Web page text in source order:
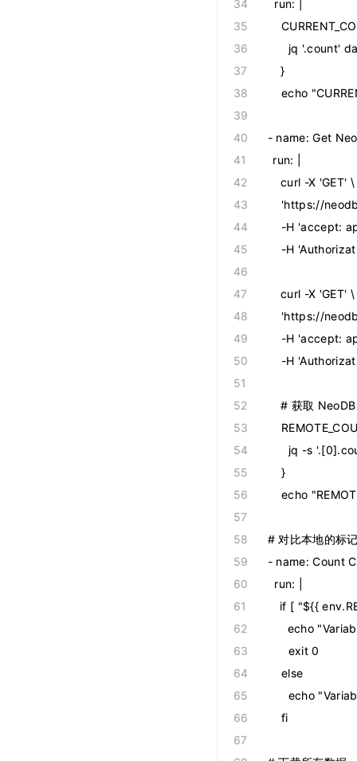
  run
:
jq
    }
echo
- name: Get
  run
:
    curl -X 'GET' \
'https://
-H 'accept:
-H
    curl -X 'GET' \
'https://
-H 'accept:
-H
# 获取
jq -s
    }
echo
# 对比本地的标
- name: Count
  run
:
if [ "${{
echo
      exit 0
    else
echo
    fi